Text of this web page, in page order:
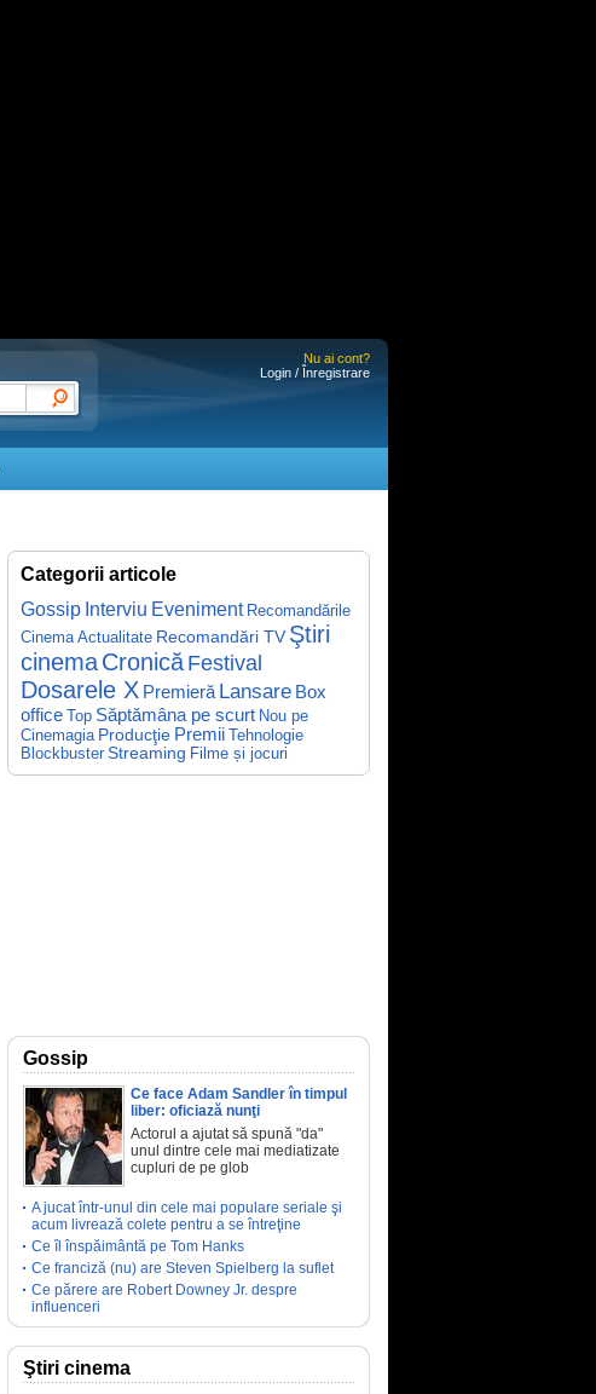
Nu ai cont?
Login / Înregistrare
Categorii articole
Gossip Interviu Eveniment Recomandările
Cinema Actualitate Recomandări TV Ştiri
cinemaCronicăFestival
Dosarele X Premieră Lansare Box
office Top Săptămâna pe scurt Nou pe
Cinemagia Producţie Premii Tehnologie
Blockbuster Streaming Filme și jocuri
Gossip
Ce face Adam Sandler în timpul
liber: oficiază nunţi
Actorul a ajutat să spună "da"
unul dintre cele mai mediatizate
cupluri de pe glob
A jucat într-unul din cele mai populare seriale şi
acum livrează colete pentru a se întreţine
Ce îl înspăimântă pe Tom Hanks
Ce franciză (nu) are Steven Spielberg la suflet
Ce părere are Robert Downey Jr. despre
influenceri
Ştiri cinema